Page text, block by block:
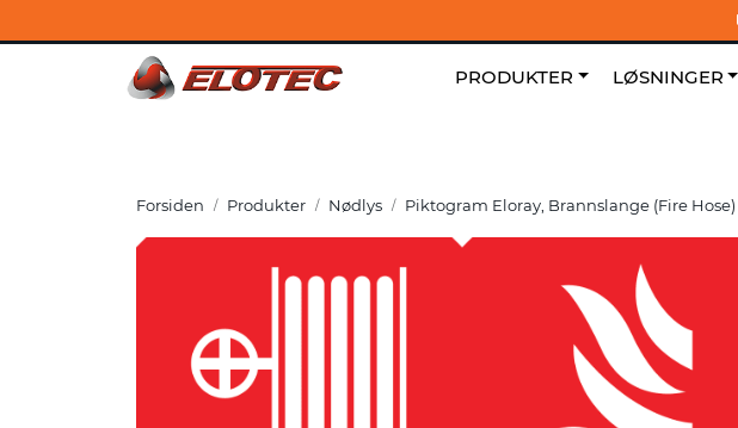
Kontakt | Jobb hos oss Aktuelt | Om oss
PRODUKTER LØSNINGER
Forsiden Produkter Nødlys Piktogram Eloray, Brannslange (Fire Hose)